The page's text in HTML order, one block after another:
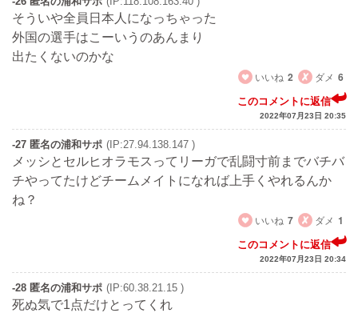
そういや全員日本人になっちゃった
外国の選手はこーいうのあんまり
出たくないのかな
いいね 2 ダメ 6
このコメントに返信
2022年07月23日 20:35
-27 匿名の浦和サポ (IP:27.94.138.147 )
メッシとセルヒオラモスってリーガで乱闘寸前までバチバ
チやってたけどチームメイトになれば上手くやれるんか
ね？
いいね 7 ダメ 1
このコメントに返信
2022年07月23日 20:34
-28 匿名の浦和サポ (IP:60.38.21.15 )
死ぬ気で1点だけとってくれ